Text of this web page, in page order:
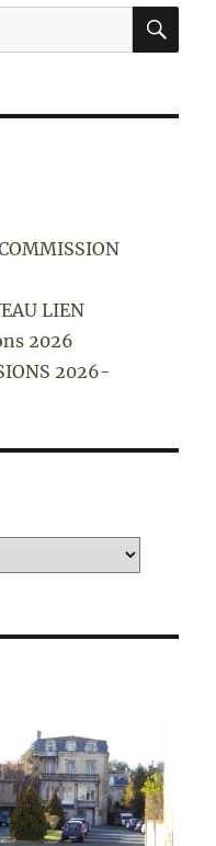
LIEN
2026
2026-